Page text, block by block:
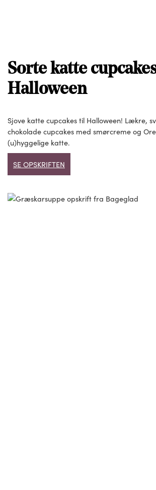
Sorte katte
Halloween
Sjove katte cupcakes til Halloween! Lækre,
chokolade cupcakes med smørcreme og
(u)hyggelige katte.
SE OPSKRIFTEN